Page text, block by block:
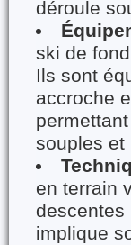
déroule
ski de
Ils sont
accroche
souples et
en terrain
descentes
implique